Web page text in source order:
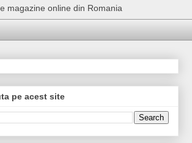
magazine online din Romania
pe acest site